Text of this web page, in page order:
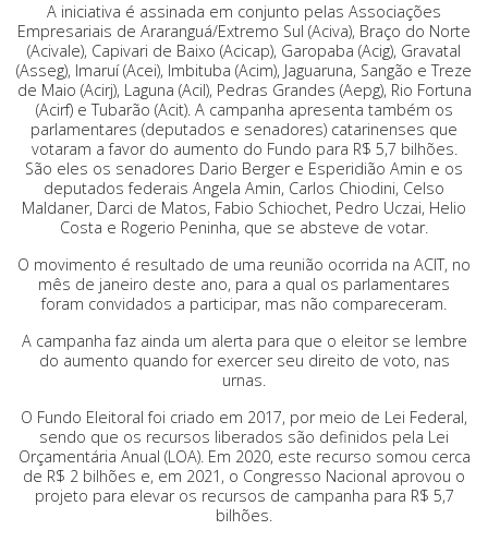
A iniciativa é assinada em conjunto pelas Associações
Empresariais de Araranguá/Extremo Sul (Aciva), Braço do Norte
(Acivale), Capivari de Baixo (Acicap), Garopaba (Acig), Gravatal
(Asseg), Imaruí (Acei), Imbituba (Acim), Jaguaruna, Sangão e Treze
de Maio (Acirj), Laguna (Acil), Pedras Grandes (Aepg), Rio Fortuna
(Acirf) e Tubarão (Acit). A campanha apresenta também os
parlamentares (deputados e senadores) catarinenses que
votaram a favor do aumento do Fundo para R$ 5,7 bilhões.
São eles os senadores Dario Berger e Esperidião Amin e os
deputados federais Angela Amin, Carlos Chiodini, Celso
Maldaner, Darci de Matos, Fabio Schiochet, Pedro Uczai, Helio
Costa e Rogerio Peninha, que se absteve de votar.
O movimento é resultado de uma reunião ocorrida na ACIT, no
mês de janeiro deste ano, para a qual os parlamentares
foram convidados a participar, mas não compareceram.
A campanha faz ainda um alerta para que o eleitor se lembre
do aumento quando for exercer seu direito de voto, nas
urnas.
O Fundo Eleitoral foi criado em 2017, por meio de Lei Federal,
sendo que os recursos liberados são definidos pela Lei
Orçamentária Anual (LOA). Em 2020, este recurso somou cerca
de R$ 2 bilhões e, em 2021, o Congresso Nacional aprovou o
projeto para elevar os recursos de campanha para R$ 5,7
bilhões.